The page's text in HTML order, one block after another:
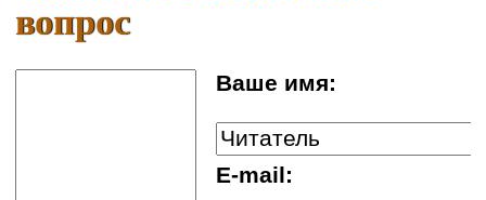
вопрос
Ваше имя:
E-mail: